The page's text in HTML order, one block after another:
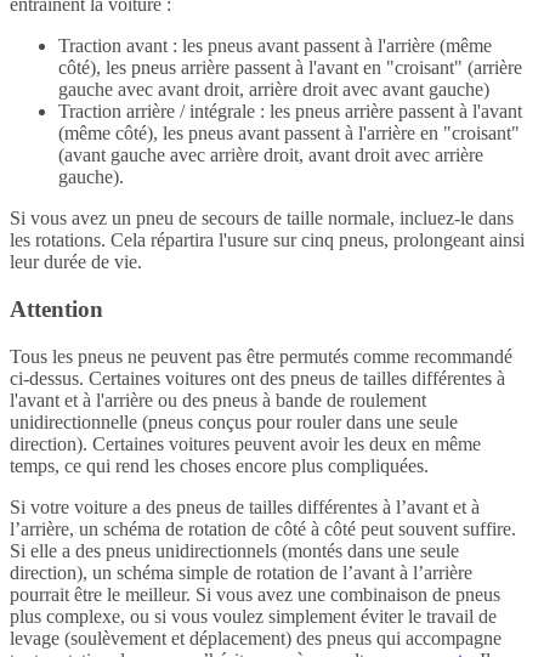
entraînent la voiture :
Traction avant : les pneus avant passent à l'arrière (même
côté), les pneus arrière passent à l'avant en "croisant" (arrière
gauche avec avant droit, arrière droit avec avant gauche)
Traction arrière / intégrale : les pneus arrière passent à l'avant
(même côté), les pneus avant passent à l'arrière en "croisant"
(avant gauche avec arrière droit, avant droit avec arrière
gauche).
Si vous avez un pneu de secours de taille normale, incluez-le dans
les rotations. Cela répartira l'usure sur cinq pneus, prolongeant ainsi
leur durée de vie.
Attention
Tous les pneus ne peuvent pas être permutés comme recommandé
ci-dessus. Certaines voitures ont des pneus de tailles différentes à
l'avant et à l'arrière ou des pneus à bande de roulement
unidirectionnelle (pneus conçus pour rouler dans une seule
direction). Certaines voitures peuvent avoir les deux en même
temps, ce qui rend les choses encore plus compliquées.
Si votre voiture a des pneus de tailles différentes à l’avant et à
l’arrière, un schéma de rotation de côté à côté peut souvent suffire.
Si elle a des pneus unidirectionnels (montés dans une seule
direction), un schéma simple de rotation de l’avant à l’arrière
pourrait être le meilleur. Si vous avez une combinaison de pneus
plus complexe, ou si vous voulez simplement éviter le travail de
levage (soulèvement et déplacement) des pneus qui accompagne